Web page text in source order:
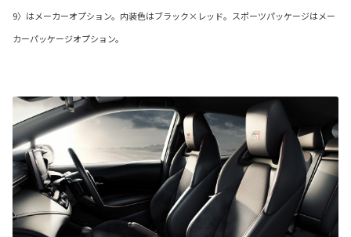
9〉はメーカーオプション。内装色はブラック×レッド。スポーツパッケージはメー
カーパッケージオプション。